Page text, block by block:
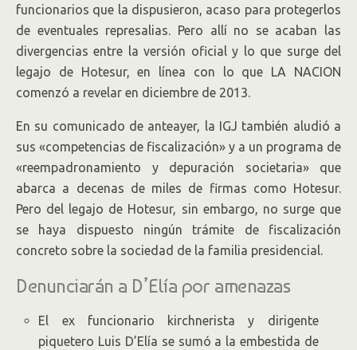
funcionarios que la dispusieron, acaso para protegerlos
de eventuales represalias. Pero allí no se acaban las
divergencias entre la versión oficial y lo que surge del
legajo de Hotesur, en línea con lo que LA NACION
comenzó a revelar en diciembre de 2013.
En su comunicado de anteayer, la IGJ también aludió a
sus «competencias de fiscalización» y a un programa de
«reempadronamiento y depuración societaria» que
abarca a decenas de miles de firmas como Hotesur.
Pero del legajo de Hotesur, sin embargo, no surge que
se haya dispuesto ningún trámite de fiscalización
concreto sobre la sociedad de la familia presidencial.
Denunciarán a D’Elía por amenazas
El ex funcionario kirchnerista y dirigente
piquetero Luis D’Elía se sumó a la embestida de